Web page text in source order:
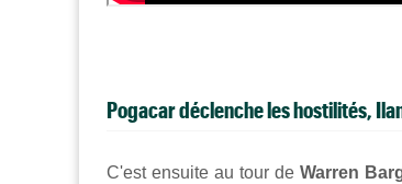
Pogacar déclenche les hostilités,
C'est ensuite au tour de Warren